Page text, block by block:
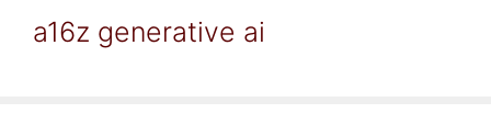
a16z generative ai